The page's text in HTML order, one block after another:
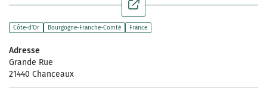
Côte-d'Or Bourgogne-Franche-Comté France
Adresse
Grande Rue
21440 Chanceaux